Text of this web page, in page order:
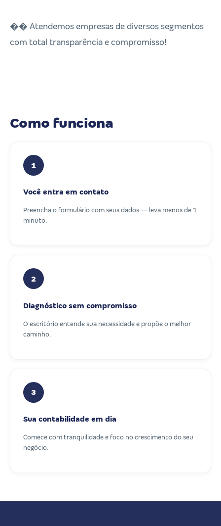
�� Atendemos empresas de diversos segmentos
com total transparência e compromisso!
Como funciona
1
Você entra em contato
Preencha o formulário com seus dados — leva menos de 1
minuto.
2
Diagnóstico sem compromisso
O escritório entende sua necessidade e propõe o melhor
caminho.
3
Sua contabilidade em dia
Comece com tranquilidade e foco no crescimento do seu
negócio.